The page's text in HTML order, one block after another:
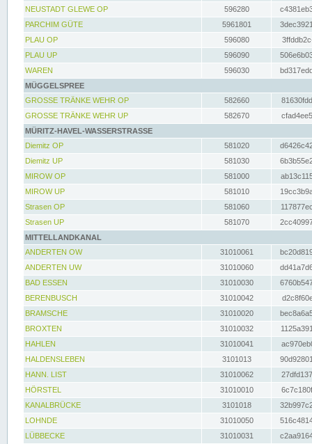
NEUSTADT GLEWE OP
596280
PARCHIM GÜTE
5961801
PLAU OP
596080
PLAU UP
596090
WAREN
596030
MÜGGELSPREE
GROSSE TRÄNKE WEHR OP
582660
GROSSE TRÄNKE WEHR UP
582670
MÜRITZ-HAVEL-WASSERSTRASSE
Diemitz OP
581020
Diemitz UP
581030
MIROW OP
581000
MIROW UP
581010
Strasen OP
581060
Strasen UP
581070
MITTELLANDKANAL
ANDERTEN OW
31010061
ANDERTEN UW
31010060
BAD ESSEN
31010030
BERENBUSCH
31010042
BRAMSCHE
31010020
BROXTEN
31010032
HAHLEN
31010041
HALDENSLEBEN
3101013
HANN. LIST
31010062
HÖRSTEL
31010010
KANALBRÜCKE
3101018
LOHNDE
31010050
LÜBBECKE
31010031